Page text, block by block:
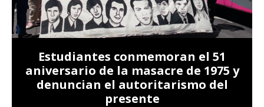
Estudiantes conmemoran el 51
aniversario de la masacre de 1975 y
denuncian el autoritarismo del
presente